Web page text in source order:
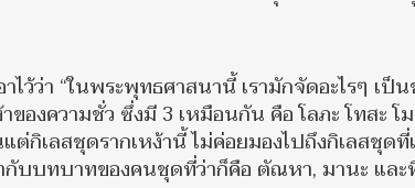
ไว้ว่า “ในพระพุทธศาสนานี้ เรามักจัดอะไรๆ เ
ของความชั่ว ซึ่งมี 3 เหมือนกัน คือ โลภะ โทสะ โ
ต่กิเลสชุดรากเหง้านี้ ไม่ค่อยมองไปถึงกิเลสชุ
บบทบาทของคนชุดที่ว่าก็คือ ตัณหา, มานะ และ